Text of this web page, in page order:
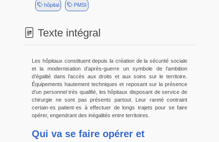
hôpital PMSI
Texte intégral
Les hôpitaux constituent depuis la création de la sécurité sociale
et la modernisation d’après-guerre un symbole de l’ambition
d’égalité dans l’accès aux droits et aux soins sur le territoire.
Équipements hautement techniques et reposant sur la présence
d’un personnel très qualifié, les hôpitaux disposant de service de
chirurgie ne sont pas présents partout. Leur rareté contraint
certain·es patient·es à effectuer de longs trajets pour se faire
opérer, engendrant des inégalités entre territoires.
Qui va se faire opérer et